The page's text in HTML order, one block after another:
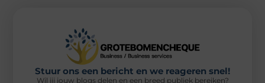
Stuur ons een bericht en we reageren snel!
Wil jij jouw blogs delen en een breed publiek bereiken?